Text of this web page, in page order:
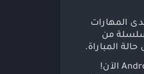
المهارات
سلسلة من
المباراة.
بانتظام لاكتشاف المزيد من الألعاب الرائعة وتنزيل الألعاب والتطبيقات لنظام Android الآن!